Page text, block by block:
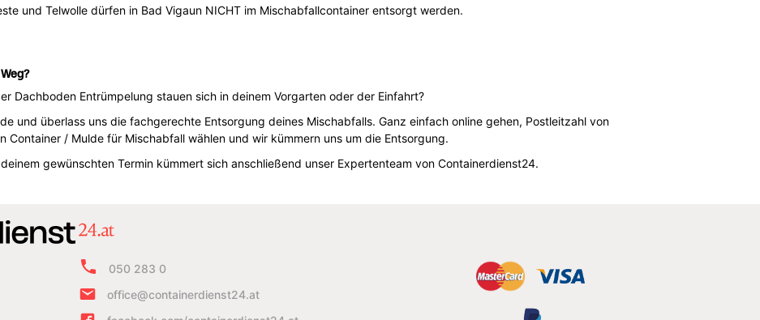
und Telwolle dürfen in Bad Vigaun NICHT im Mischabfallcontainer entsorgt werden.
Dachboden Entrümpelung stauen sich in deinem Vorgarten oder der Einfahrt?
und überlass uns die fachgerechte Entsorgung deines Mischabfalls. Ganz einfach online gehen, Postleitzahl von
Container / Mulde für Mischabfall wählen und wir kümmern uns um die Entsorgung.
gewünschten Termin kümmert sich anschließend unser Expertenteam von Containerdienst24.
050 283 0
office@containerdienst24.at